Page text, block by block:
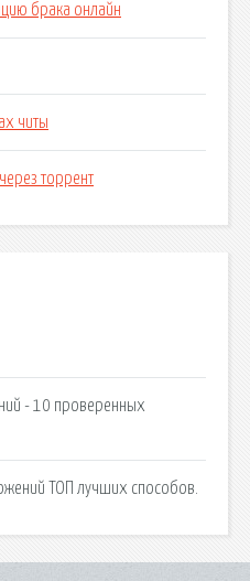
брака онлайн
читы
торрент
- 10 проверенных
ТОП лучших способов.